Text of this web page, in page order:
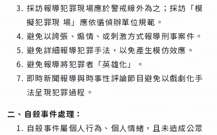
採訪報導犯罪現場應於警戒線外為之；採訪「模
擬犯罪現 場」應依循偵辦單位規範。
避免以誇張、煽情、或刺激方式報導刑事案件。
避免詳細報導犯罪手法，以免產生模仿效應。
避免報導將犯罪者「英雄化」。
即時新聞報導與時事性評論節目避免以戲劇化手
法呈現犯罪過程。
二、自殺事件處理：
自殺事件屬個人行為、個人情緒，且未造成公眾